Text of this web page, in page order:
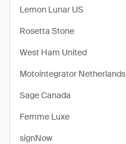
Lemon Lunar US
Rosetta Stone
West Ham United
Motointegrator Netherlands
Sage Canada
Femme Luxe
signNow